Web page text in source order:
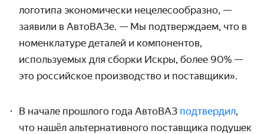
логотипа экономически нецелесообразно, —
заявили в АвтоВАЗе. — Мы подтверждаем, что в
номенклатуре деталей и компонентов,
используемых для сборки Искры, более 90% —
это российское производство и поставщики».
В начале прошлого года АвтоВАЗ подтвердил,
что нашёл альтернативного поставщика подушек